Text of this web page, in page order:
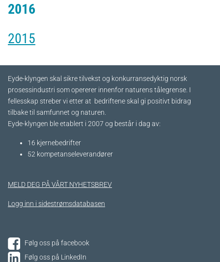
2016
2015
Eyde-klyngen skal sikre tilvekst og konkurransedyktig norsk
prosessindustri som opererer innenfor naturens tålegrense. I
fellesskap streber vi etter at bedriftene skal gi positivt bidrag
tilbake til samfunnet og naturen.
Eyde-klyngen ble etablert i 2007 og består i dag av:
16 kjernebedrifter​
52 kompetanseleverandører
MELD DEG PÅ VÅRT NYHETSBREV
Logg inn i sidestrømsdatabasen
Følg oss på facebook
Følg oss på LinkedIn